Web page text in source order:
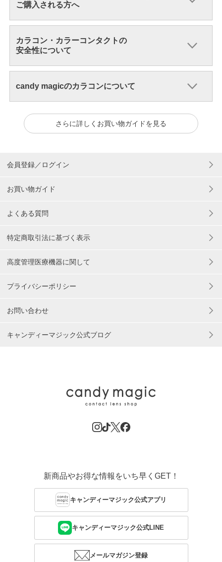
ご購入される方へ
カラコン・カラーコンタクトの
安全性について
candy magicのカラコンについて
さらに詳しくお買い物ガイドを見る
会員登録／ログイン
お買い物ガイド
よくある質問
特定商取引法に基づく表示
高度管理医療機器に関して
プライバシーポリシー
お問い合わせ
キャンディーマジック公式ブログ
新商品やお得な情報をいち早くGET！
キャンディーマジック公式アプリ
キャンディーマジック公式LINE
メールマガジン登録